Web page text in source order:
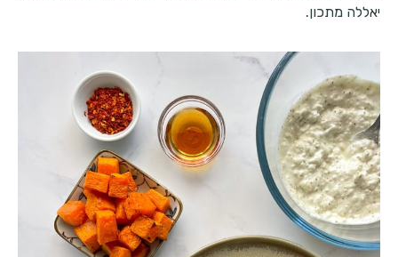
יאללה מתכון.